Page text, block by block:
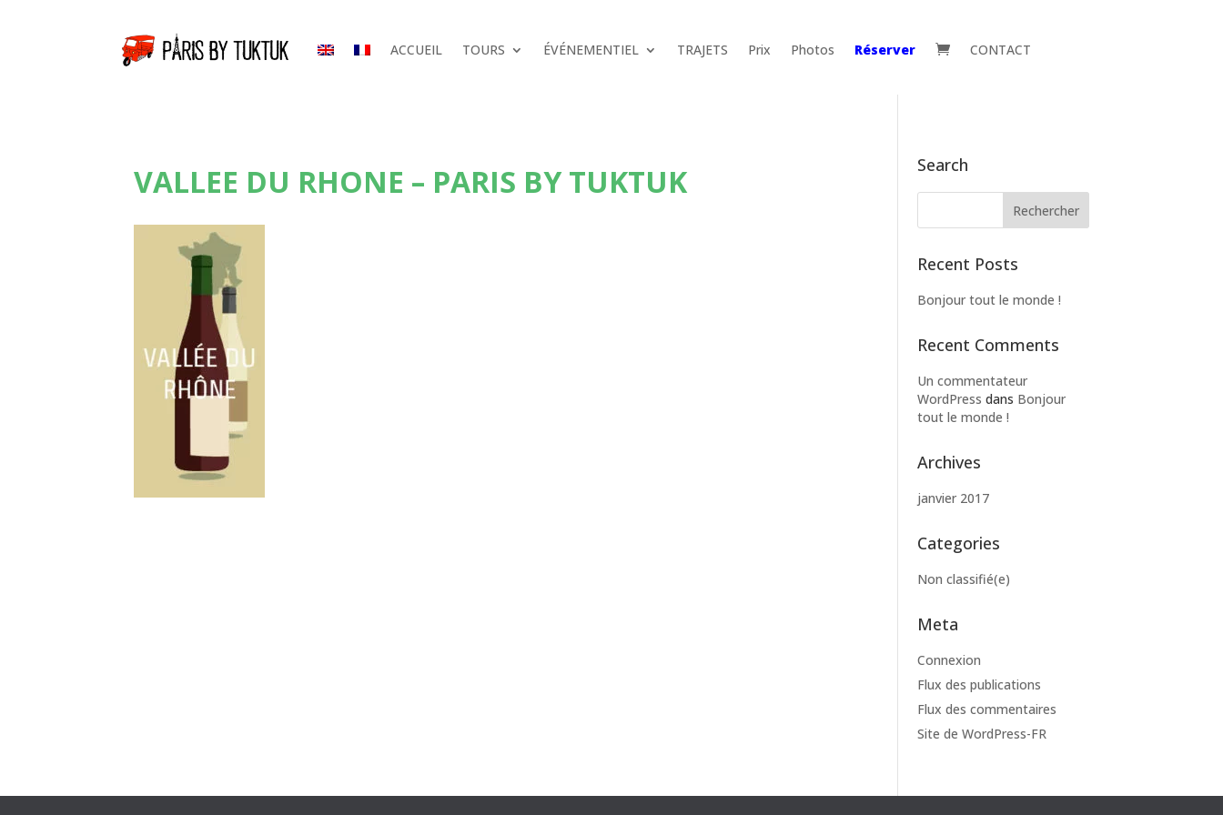
ACCUEIL TOURS ÉVÉNEMENTIEL TRAJETS Prix Photos Réserver  CONTACT
VALLEE DU RHONE – PARIS BY TUKTUK Search
Recent Posts
Bonjour tout le monde !
Recent Comments
Un commentateur
WordPress dans Bonjour
tout le monde !
Archives
janvier 2017
Categories
Non classifié(e)
Meta
Connexion
Flux des publications
Flux des commentaires
Site de WordPress-FR